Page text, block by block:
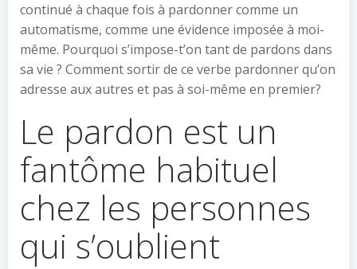
continué à chaque fois à pardonner comme un
automatisme, comme une évidence imposée à moi-
même. Pourquoi s’impose-t’on tant de pardons dans
sa vie ? Comment sortir de ce verbe pardonner qu’on
adresse aux autres et pas à soi-même en premier?
Le pardon est un
fantôme habituel
chez les personnes
qui s’oublient